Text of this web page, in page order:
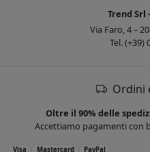
Trend Srl
Via Faro, 4 –
Tel. (+39)
Ordini
Oltre il 90% delle
Accettiamo pagamenti con
Visa Mastercard PayPal